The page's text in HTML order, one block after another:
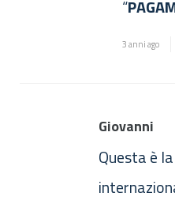
“
3 anni ago
Giovanni
Questa è